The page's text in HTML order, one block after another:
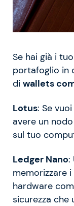
Se hai già i
portafoglio in
di wallets
Lotus: Se
avere un
sul tuo
Ledger Nano:
memorizzare
hardware
sicurezza che